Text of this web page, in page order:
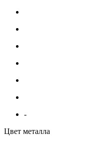
-
Цвет металла